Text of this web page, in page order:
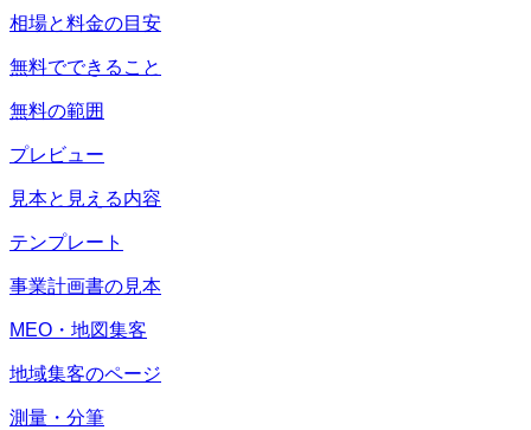
相場と料金の目安
無料でできること
無料の範囲
プレビュー
見本と見える内容
テンプレート
事業計画書の見本
MEO・地図集客
地域集客のページ
測量・分筆